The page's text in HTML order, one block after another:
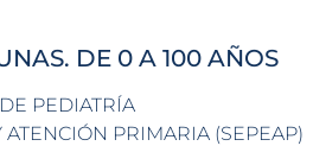
DE 0 A 100 AÑOS
PEDIATRÍA
ATENCIÓN PRIMARIA (SEPEAP)